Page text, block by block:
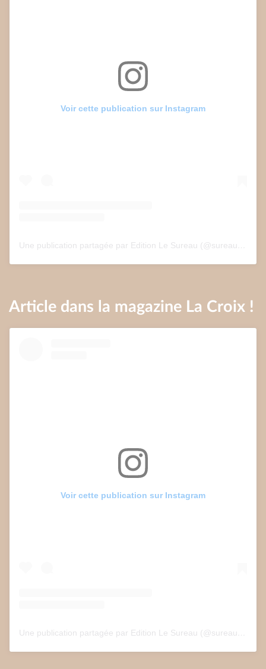
Voir cette publication sur Instagram
Article dans la magazine La Croix !
Voir cette publication sur Instagram